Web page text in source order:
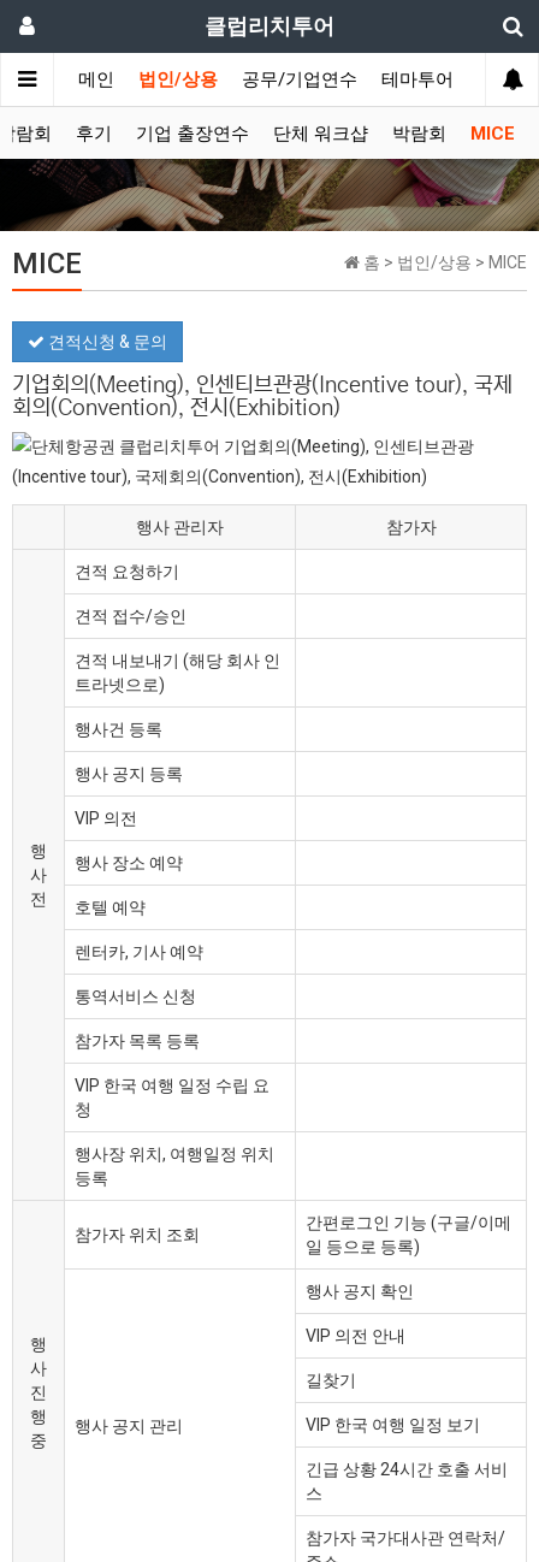
클럽리치투어
메인 법인/상용 공무/기업연수 테마투어 데이투
람회 후기 기업 출장연수 단체 워크샵 박람회 MICE
홈 > 법인/상용 > MICE
MICE
견적신청 & 문의
기업회의(Meeting), 인센티브관광(Incentive tour), 국제
회의(Convention), 전시(Exhibition)
행사 관리자 참가자
행
사
전
견적 요청하기
견적 접수/승인
견적 내보내기 (해당 회사 인
트라넷으로)
행사건 등록
행사 공지 등록
VIP 의전
행사 장소 예약
호텔 예약
렌터카, 기사 예약
통역서비스 신청
참가자 목록 등록
VIP 한국 여행 일정 수립 요
청
행사장 위치, 여행일정 위치
등록
행
사
진
행
중
참가자 위치 조회
간편로그인 기능 (구글/이메
일 등으로 등록)
행사 공지 관리
행사 공지 확인
VIP 의전 안내
길찾기
VIP 한국 여행 일정 보기
긴급 상황 24시간 호출 서비
스
참가자 국가대사관 연락처/